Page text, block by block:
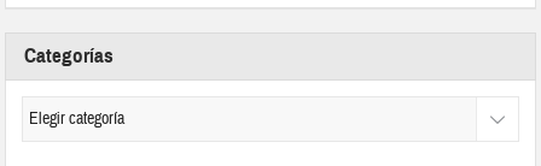
Categorías